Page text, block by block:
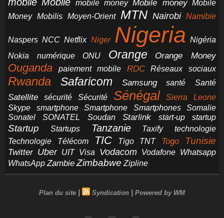
mobile money Mobile money Mobile
Money Mobilis Moyen-Orient MTN Nairobi Namibie
Naspers NCC Netflix Niger Nigeria Nigéria
Nokia
numérique ONU Orange Orange Money
Ouganda paiement mobile RDC Réseaux sociaux
Rwanda Safaricom Samsung santé Santé
Satellite sécurité Sécurité Sénégal
Sierra Leone
Skype
smartphone Smartphone Smartphones
Somalie
Sonatel
SONATEL Soudan Starlink start-up startup
Startup Startups Tanzanie Taxify
technologie
Technologie
Télécom TIC Tigo TNT Togo Tunisie
Twitter Uber UIT Visa Vodacom Vodafone Whatsapp
WhatsApp Zambie Zimbabwe Zipline
Plan du site | Syndication | Powered by WM